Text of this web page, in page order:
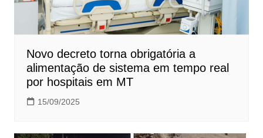
Novo decreto torna obrigatória a
alimentação de sistema em tempo real
por hospitais em MT
15/09/2025